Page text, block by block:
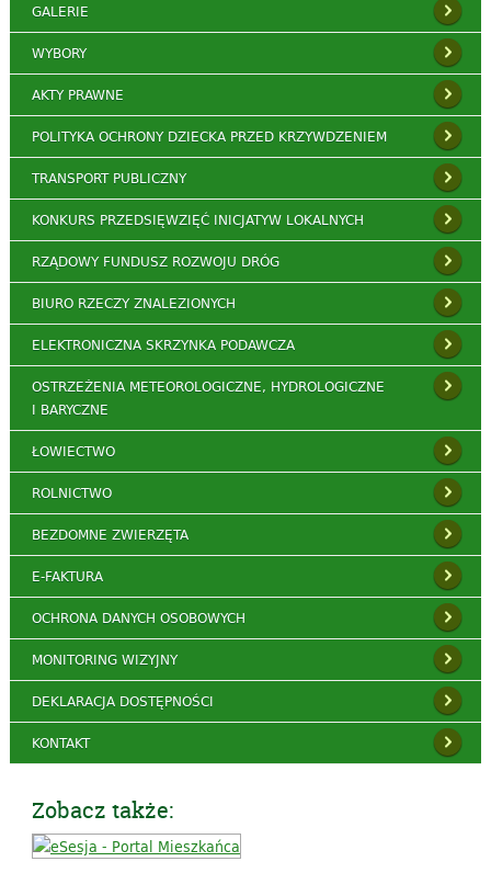
GALERIE
WYBORY
AKTY PRAWNE
POLITYKA OCHRONY DZIECKA PRZED KRZYWDZENIEM
TRANSPORT PUBLICZNY
KONKURS PRZEDSIĘWZIĘĆ INICJATYW LOKALNYCH
RZĄDOWY FUNDUSZ ROZWOJU DRÓG
BIURO RZECZY ZNALEZIONYCH
ELEKTRONICZNA SKRZYNKA PODAWCZA
OSTRZEŻENIA METEOROLOGICZNE, HYDROLOGICZNE
I BARYCZNE
ŁOWIECTWO
ROLNICTWO
BEZDOMNE ZWIERZĘTA
E-FAKTURA
OCHRONA DANYCH OSOBOWYCH
MONITORING WIZYJNY
DEKLARACJA DOSTĘPNOŚCI
KONTAKT
Zobacz także: